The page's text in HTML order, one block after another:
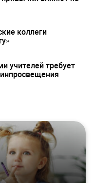
коллеги
учителей требует